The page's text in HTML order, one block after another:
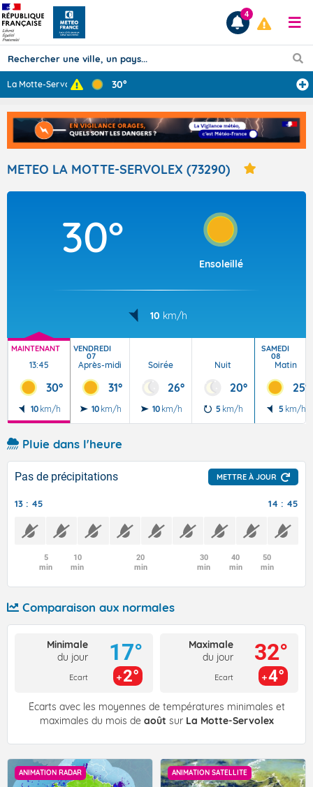
Prévisions
TOUS LES RÉSULTATS
Articles
4
La Motte-Servol... 30°
METEO LA MOTTE-SERVOLEX (73290)
30°
Ensoleillé
10 km/h
MAINTENANT
13:45
30°
10 km/h
VENDREDI
07
Après-midi
31°
10 km/h
Soirée
26°
10 km/h
Nuit
20°
5 km/h
SAMEDI
08
Matin
25°
5 km/h
Pluie dans l'heure
Pas de précipitations METTRE À JOUR
13 : 45 14 : 45
5
min
10
min
20
min
30
min
40
min
50
min
Comparaison aux normales
Minimale
du jour
Ecart
17°
2°
Maximale
du jour
Ecart
32°
4°
Écarts avec les moyennes de températures minimales et
maximales du mois de août sur La Motte-Servolex
ANIMATION RADAR ANIMATION SATELLITE